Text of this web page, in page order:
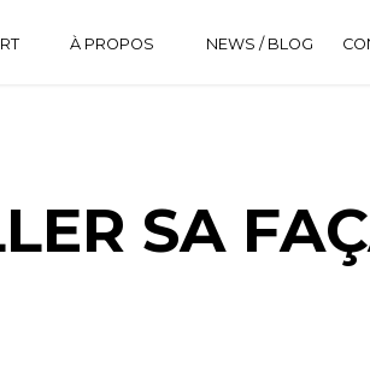
À PROPOS
NEWS / BLOG
SA